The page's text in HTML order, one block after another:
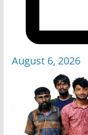
August 6, 2026